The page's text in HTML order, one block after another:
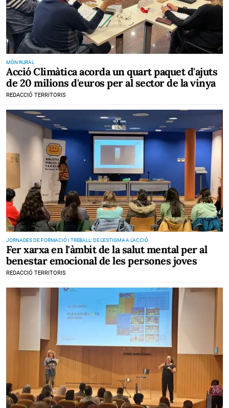
MÓN RURAL
Acció Climàtica acorda un quart paquet d'ajuts
de 20 milions d'euros per al sector de la vinya
REDACCIÓ TERRITORIS
JORNADES DE FORMACIÓ I TREBALL: DE L'ESTIGMA A L'ACCIÓ
Fer xarxa en l'àmbit de la salut mental per al
benestar emocional de les persones joves
REDACCIÓ TERRITORIS